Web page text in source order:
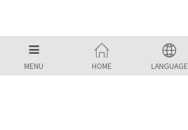
HOME
MENU LANGUAGE